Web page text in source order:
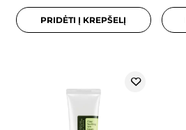
PRIDĖTI Į KREPŠELĮ